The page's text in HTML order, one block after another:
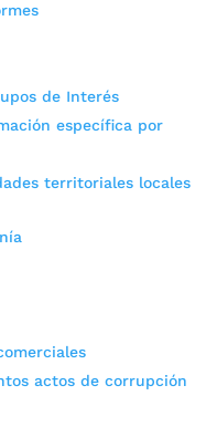
de Interés
específica por
territoriales locales
actos de corrupción
de tratamiento
| Noticias
del alcalde Juan
en la planta de